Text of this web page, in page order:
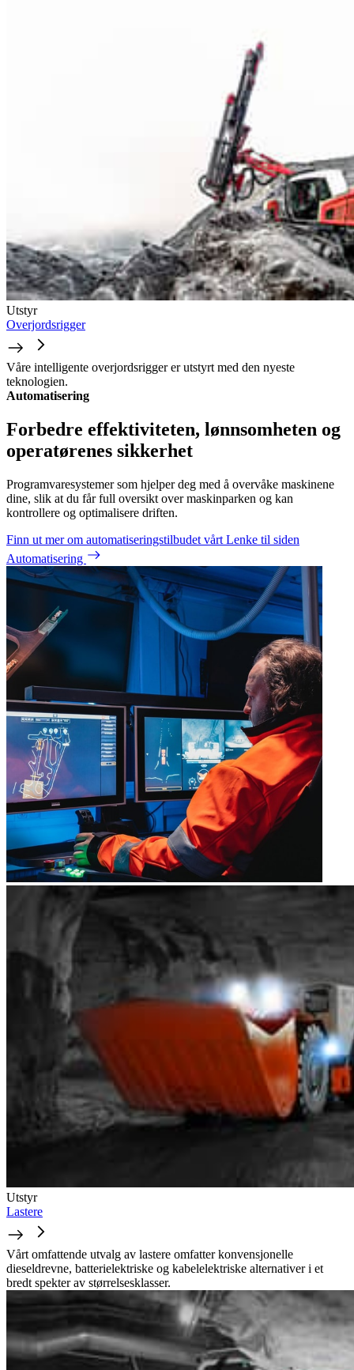
Utstyr
Overjordsrigger
Våre intelligente overjordsrigger er utstyrt med den nyeste
teknologien.
Automatisering
Forbedre effektiviteten, lønnsomheten og
operatørenes sikkerhet
Programvaresystemer som hjelper deg med å overvåke maskinene
dine, slik at du får full oversikt over maskinparken og kan
kontrollere og optimalisere driften.
Finn ut mer om automatiseringstilbudet vårt Lenke til siden
Automatisering
Utstyr
Lastere
Vårt omfattende utvalg av lastere omfatter konvensjonelle
dieseldrevne, batterielektriske og kabelelektriske alternativer i et
bredt spekter av størrelsesklasser.